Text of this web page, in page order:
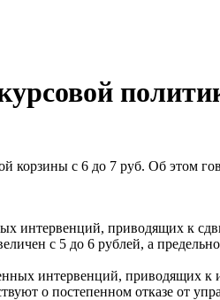
с 6 до 7 руб. Об этом
интервенций, приводящих к
с 5 до 6 рублей, а
интервенций, приводящих к
о постепенном отказе от